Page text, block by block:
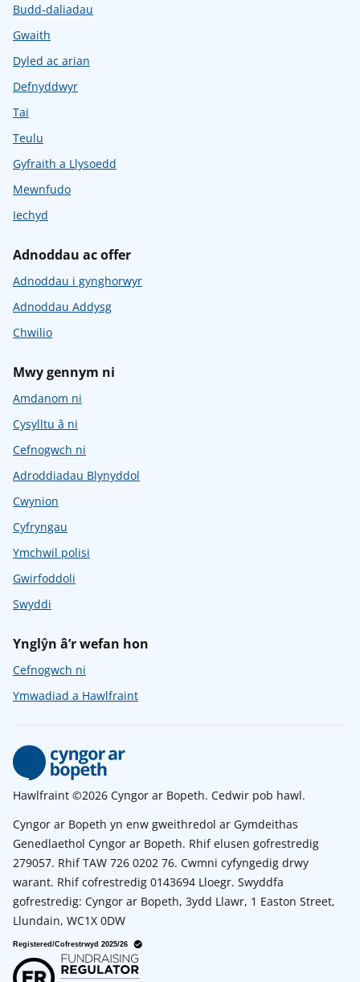
Budd-daliadau
Gwaith
Dyled ac arian
Defnyddwyr
Tai
Teulu
Gyfraith a Llysoedd
Mewnfudo
Iechyd
Adnoddau ac offer
Adnoddau i gynghorwyr
Adnoddau Addysg
Chwilio
Mwy gennym ni
Amdanom ni
Cysylltu â ni
Cefnogwch ni
Adroddiadau Blynyddol
Cwynion
Cyfryngau
Ymchwil polisi
Gwirfoddoli
Swyddi
Ynglŷn â’r wefan hon
Cefnogwch ni
Ymwadiad a Hawlfraint
Hawlfraint ©2026 Cyngor ar Bopeth. Cedwir pob hawl.
Cyngor ar Bopeth yn enw gweithredol ar Gymdeithas
Genedlaethol Cyngor ar Bopeth. Rhif elusen gofrestredig
279057. Rhif TAW 726 0202 76. Cwmni cyfyngedig drwy
warant. Rhif cofrestredig 0143694 Lloegr. Swyddfa
gofrestredig: Cyngor ar Bopeth, 3ydd Llawr, 1 Easton Street,
Llundain, WC1X 0DW